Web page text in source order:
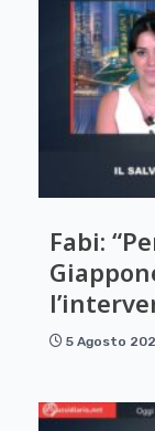
Fabi:
5 Agosto